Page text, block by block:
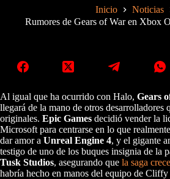
Inicio
Noticias
Rumores de Gears of War en Xbox
Al igual que ha ocurrido con Halo, Gears
llegará de la mano de otros desarrolladores
originales. Epic Games decidió vender la
Microsoft para centrarse en lo que
dar amor a Unreal Engine 4, y el gigante
testigo de uno de los buques insignia de la
Tusk Studios, asegurando que la saga
habría hecho en manos del equipo de